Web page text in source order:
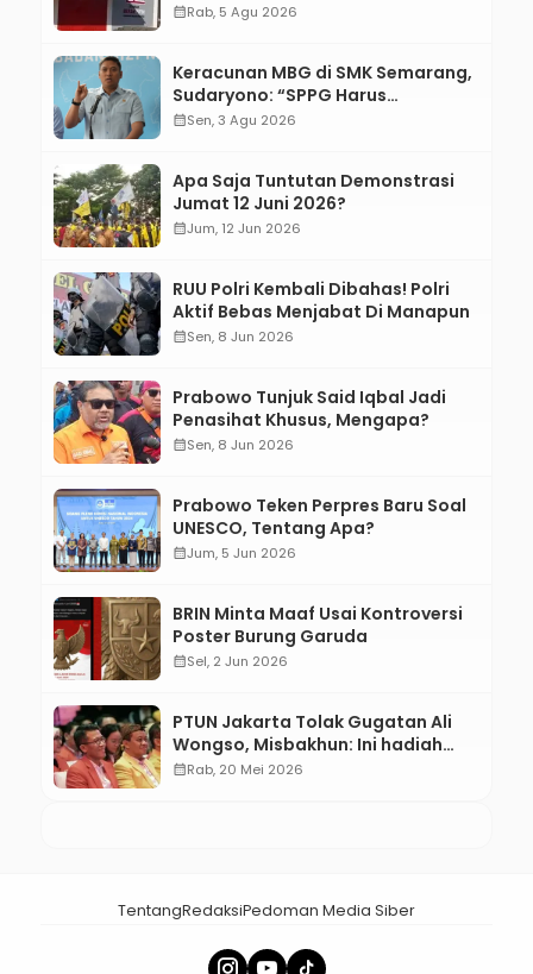
calendar_monthRab, 5 Agu 2026
Keracunan MBG di SMK Semarang,
Sudaryono: “SPPG Harus
Bertanggung Jawab!”
calendar_monthSen, 3 Agu 2026
Apa Saja Tuntutan Demonstrasi
Jumat 12 Juni 2026?
calendar_monthJum, 12 Jun 2026
RUU Polri Kembali Dibahas! Polri
Aktif Bebas Menjabat Di Manapun
calendar_monthSen, 8 Jun 2026
Prabowo Tunjuk Said Iqbal Jadi
Penasihat Khusus, Mengapa?
calendar_monthSen, 8 Jun 2026
Prabowo Teken Perpres Baru Soal
UNESCO, Tentang Apa?
calendar_monthJum, 5 Jun 2026
BRIN Minta Maaf Usai Kontroversi
Poster Burung Garuda
calendar_monthSel, 2 Jun 2026
PTUN Jakarta Tolak Gugatan Ali
Wongso, Misbakhun: Ini hadiah
Ulang Tahun Ke-66 SOKSI
calendar_monthRab, 20 Mei 2026
TentangRedaksiPedoman Media Siber